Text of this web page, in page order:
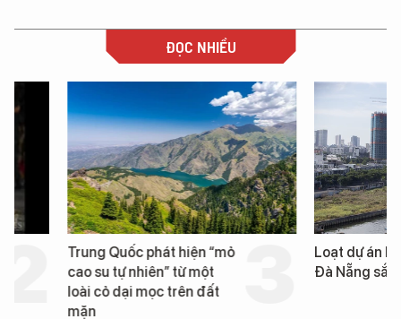
ĐỌC NHIỀU
Trung Quốc phát hiện “mỏ
cao su tự nhiên” từ một
loài cỏ dại mọc trên đất
Loạt dự án bất động
Đà Nẵng sắp bị kiểm